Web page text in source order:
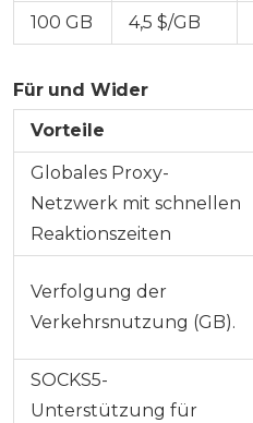
100 GB 4,5 $/GB
Für und Wider
Vorteile
Globales Proxy-
Netzwerk mit schnellen
Reaktionszeiten
Verfolgung der
Verkehrsnutzung (GB).
SOCKS5-
Unterstützung für